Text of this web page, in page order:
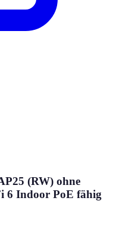
(RW) ohne
6 Indoor PoE fähig